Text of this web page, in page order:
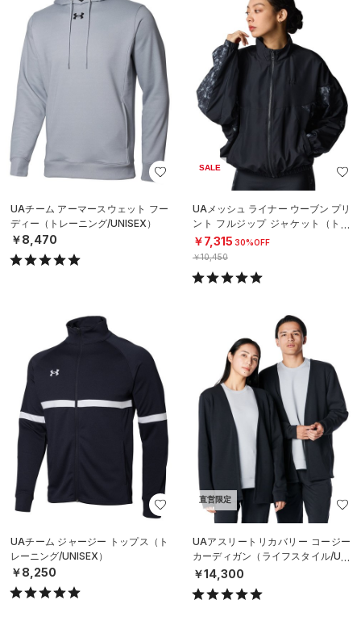
UAチーム アーマースウェット フー
ディー（トレーニング/UNISEX）
￥8,470
SALE
UAメッシュ ライナー ウーブン プリ
ント フルジップ ジャケット（トレ
ーニング/WOMEN）
￥7,315 30%OFF
￥10,450
UAチーム ジャージー トップス（ト
レーニング/UNISEX）
￥8,250
直営限定
UAアスリートリカバリー コージー
カーディガン（ライフスタイル/UNI
SEX）
￥14,300